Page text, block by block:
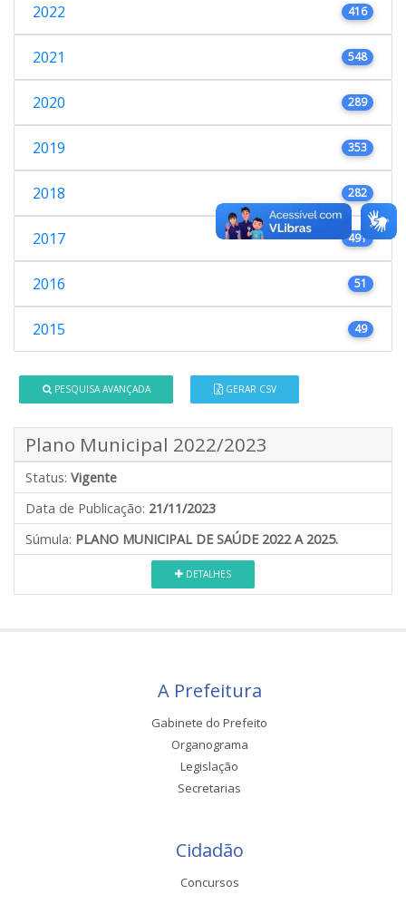
2022 416
2021 548
2020 289
2019 353
2018 282
2017 491
2016 51
2015 49
PESQUISA AVANÇADA GERAR CSV
Plano Municipal 2022/2023
Status: Vigente
Data de Publicação: 21/11/2023
Súmula: PLANO MUNICIPAL DE SAÚDE 2022 A 2025.
DETALHES
A Prefeitura
Gabinete do Prefeito
Organograma
Legislação
Secretarias
Cidadão
Concursos